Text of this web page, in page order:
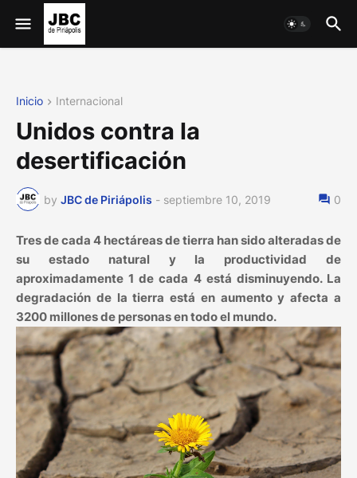
Inicio Internacional
Unidos contra la
desertificación
by JBC de Piriápolis - septiembre 10, 2019 0
Tres de cada 4 hectáreas de tierra han sido alteradas de
su estado natural y la productividad de
aproximadamente 1 de cada 4 está disminuyendo. La
degradación de la tierra está en aumento y afecta a
3200 millones de personas en todo el mundo.